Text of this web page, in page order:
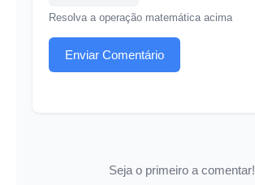
Resolva a operação matemática acima
Enviar Comentário
Seja o primeiro a comentar!